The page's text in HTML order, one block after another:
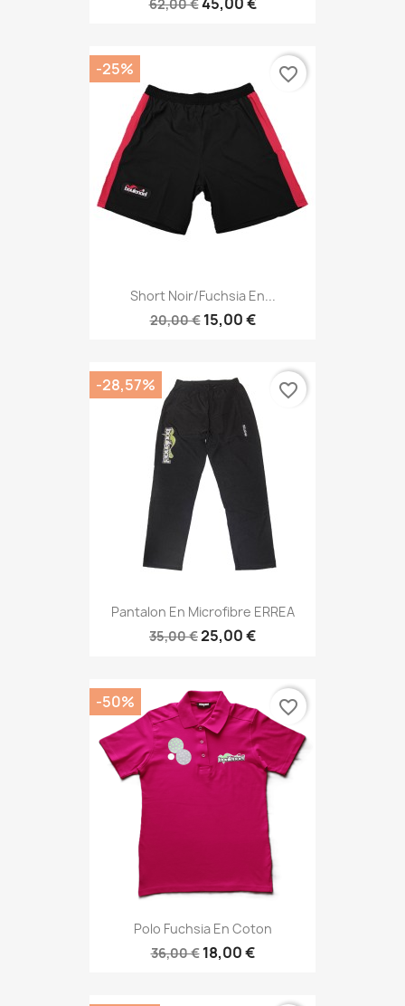
62,00 €
Short Noir/fuchsia En...
20,00 € 15,00 €
-25% favorite_border
Pantalon En Microfibre ERREA
35,00 €25,00 €
-28,57% favorite_border
Polo Fuchsia En Coton
36,00 € 18,00 €
-50% favorite_border